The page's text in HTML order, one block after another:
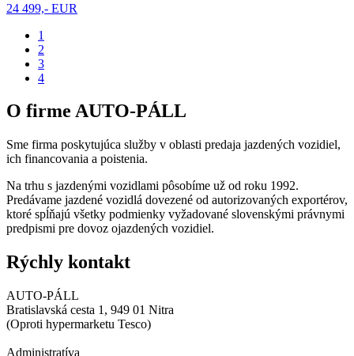
24 499,- EUR
1
2
3
4
O firme AUTO-PÁLL
Sme firma poskytujúca služby v oblasti predaja jazdených vozidiel,
ich financovania a poistenia.
Na trhu s jazdenými vozidlami pôsobíme už od roku 1992.
Predávame jazdené vozidlá dovezené od autorizovaných exportérov,
ktoré spĺňajú všetky podmienky vyžadované slovenskými právnymi
predpismi pre dovoz ojazdených vozidiel.
Rýchly kontakt
AUTO-PÁLL
Bratislavská cesta 1, 949 01 Nitra
(Oproti hypermarketu Tesco)
Administratíva